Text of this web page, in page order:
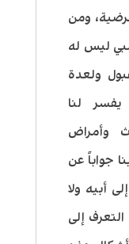
ومن
ليس له
ولعدة
لنا
وأمراض
جواباً عن
أبيه ولا
إلى